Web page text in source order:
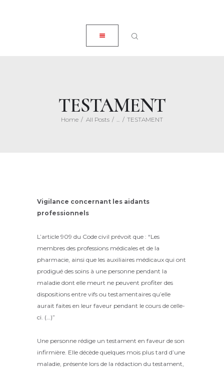
TESTAMENT
Home All Posts ... TESTAMENT
EXPERTISES
HONORAIRES
CONTACT
Vigilance concernant les aidants
professionnels
L’article 909 du Code civil prévoit que : “Les
membres des professions médicales et de la
pharmacie, ainsi que les auxiliaires médicaux qui ont
prodigué des soins à une personne pendant la
maladie dont elle meurt ne peuvent profiter des
dispositions entre vifs ou testamentaires qu’elle
aurait faites en leur faveur pendant le cours de celle-
ci. (…)”
Une personne rédige un testament en faveur de son
infirmière. Elle décède quelques mois plus tard d’une
maladie, présente lors de la rédaction du testament,